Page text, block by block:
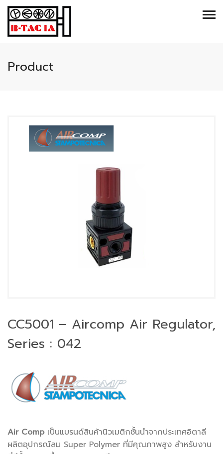
Product
CC5001 – Aircomp Air Regulator,
Series : 042
Air Compเป็นแบรนด์สินค้านิวเมติกชั้นนำจากประเทศอิตาลี
ผลิตอุปกรณ์ลม Super Polymer ที่มีคุณภาพสูง สำหรับงาน